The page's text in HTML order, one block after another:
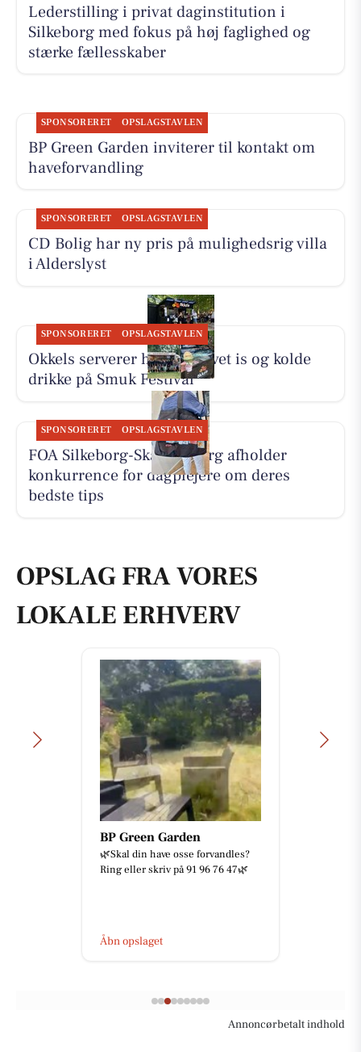
Lederstilling i privat daginstitution i
Silkeborg med fokus på høj faglighed og
stærke fællesskaber
SPONSORERET OPSLAGSTAVLEN
BP Green Garden inviterer til kontakt om
haveforvandling
SPONSORERET OPSLAGSTAVLEN
CD Bolig har ny pris på mulighedsrig villa
i Alderslyst
SPONSORERET OPSLAGSTAVLEN
Okkels serverer hjemmelavet is og kolde
drikke på Smuk Festival
SPONSORERET OPSLAGSTAVLEN
FOA Silkeborg-Skanderborg afholder
konkurrence for dagplejere om deres
bedste tips
OPSLAG FRA VORES
LOKALE ERHVERV
BP Green Garden
🌿Skal din have osse forvandles?
Ring eller skriv på 91 96 76 47🌿
Åbn opslaget
Annoncørbetalt indhold